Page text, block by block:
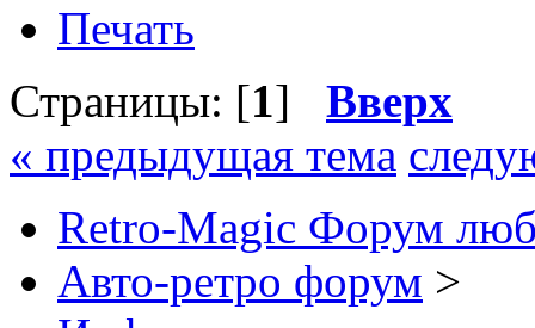
Печать
Страницы: [1] Вверх
« предыдущая тема
Retro-Magic Форум
Авто-ретро форум >